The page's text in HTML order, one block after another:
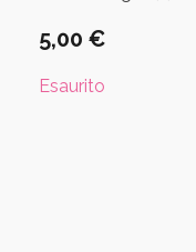
5,00 €
Esaurito